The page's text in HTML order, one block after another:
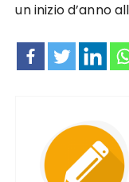
un inizio d’anno